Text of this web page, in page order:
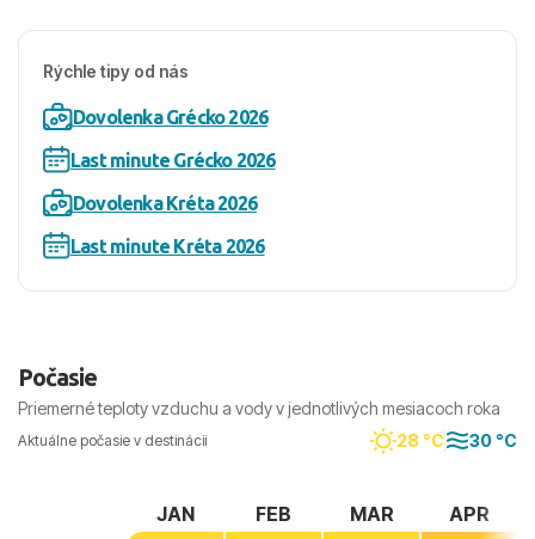
Rýchle tipy od nás
Dovolenka Grécko 2026
Last minute Grécko 2026
Dovolenka Kréta 2026
Last minute Kréta 2026
Počasie
Priemerné teploty vzduchu a vody v jednotlivých mesiacoch roka
Aktuálne počasie v destinácii 28 °C 30 °C
JAN
FEB
MAR
APR